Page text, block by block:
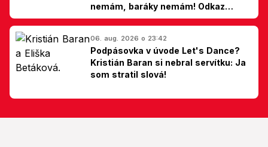
nemám, baráky nemám! Odkaz
Slovákom
06. aug. 2026 o 23:42
Podpásovka v úvode Let's Dance?
Kristián Baran si nebral servítku: Ja
som stratil slová!